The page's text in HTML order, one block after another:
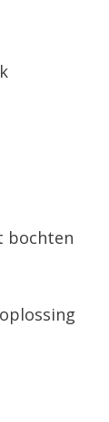
bochten